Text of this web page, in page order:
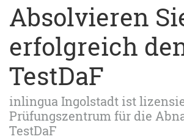
Absolvieren
erfolgreich
TestDaF
inlingua Ingolstadt ist
Prüfungszentrum für die
TestDaF